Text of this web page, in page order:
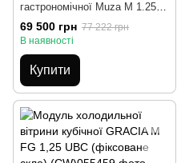
гастрономічної Muza M 1.25
UBC
69 500 грн 77 222 грн
В наявності
Купити